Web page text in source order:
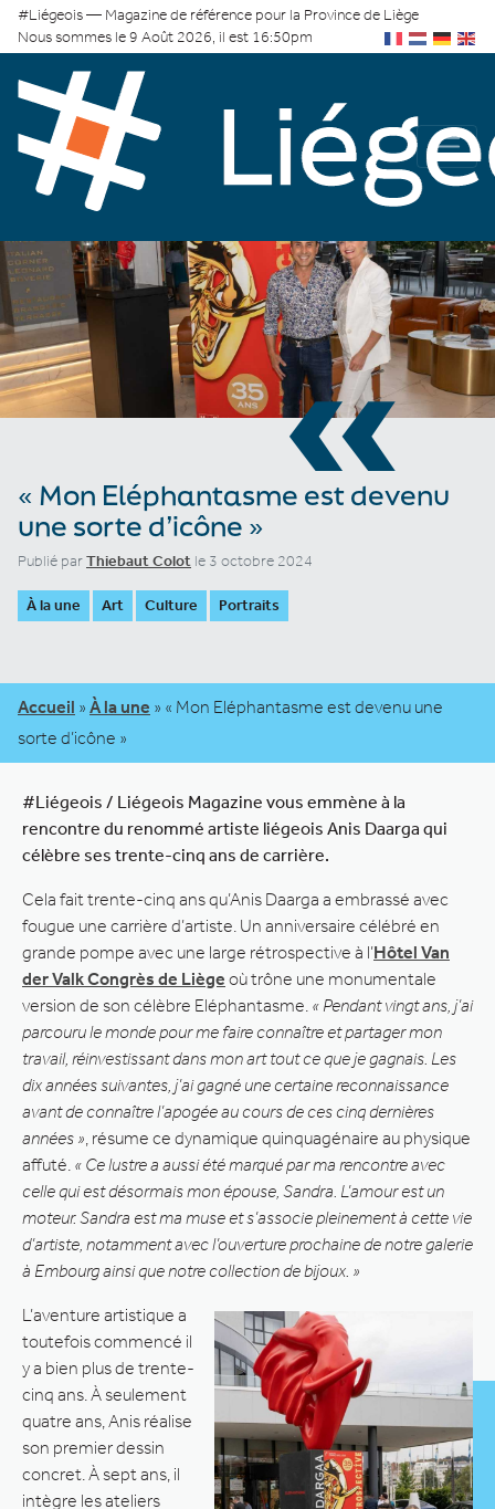
#Liégeois — Magazine de référence pour la Province de Liège
Nous sommes le 9 Août 2026, il est 16:50pm
«
« Mon Eléphantasme est devenu
une sorte d’icône »
Publié parThiebaut Colot le 3 octobre 2024
À la une Art Culture Portraits
Accueil » À la une » « Mon Eléphantasme est devenu une
sorte d’icône »
#Liégeois / Liégeois Magazine vous emmène à la
rencontre du renommé artiste liégeois Anis Daarga qui
célèbre ses trente-cinq ans de carrière.
Cela fait trente-cinq ans qu’Anis Daarga a embrassé avec
fougue une carrière d’artiste. Un anniversaire célébré en
grande pompe avec une large rétrospective à l’Hôtel Van
der Valk Congrès de Liège où trône une monumentale
version de son célèbre Eléphantasme. « Pendant vingt ans, j’ai
parcouru le monde pour me faire connaître et partager mon
travail, réinvestissant dans mon art tout ce que je gagnais. Les
dix années suivantes, j’ai gagné une certaine reconnaissance
avant de connaître l’apogée au cours de ces cinq dernières
années » , résume ce dynamique quinquagénaire au physique
affuté. « Ce lustre a aussi été marqué par ma rencontre avec
celle qui est désormais mon épouse, Sandra. L’amour est un
moteur. Sandra est ma muse et s’associe pleinement à cette vie
d’artiste, notamment avec l’ouverture prochaine de notre galerie
à Embourg ainsi que notre collection de bijoux. »
L’aventure artistique a
toutefois commencé il
y a bien plus de trente-
cinq ans. À seulement
quatre ans, Anis réalise
son premier dessin
concret. À sept ans, il
intègre les ateliers